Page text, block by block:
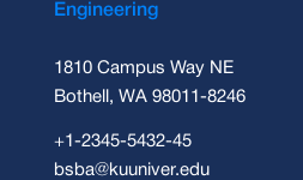
Engineering
1810 Campus Way NE
Bothell, WA 98011-8246
+1-2345-5432-45
bsba@kuuniver.edu